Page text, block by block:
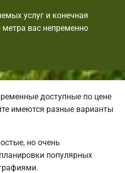
услуг и конечная
вас непременно
доступные по цене
имеются разные варианты
но очень
популярных